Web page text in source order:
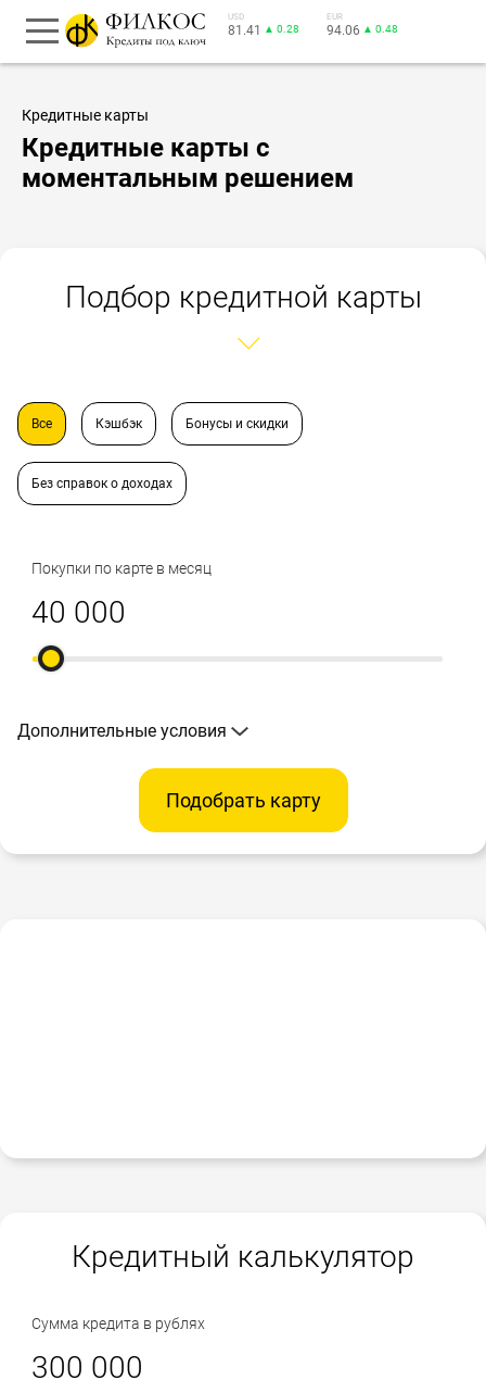
USD
81.41 ▲ 0.28
EUR
94.06 ▲ 0.48
Кредитные карты
Кредитные карты с
моментальным решением
Подбор кредитной карты
Все Кэшбэк Бонусы и скидки
Без справок о доходах
Покупки по карте в месяц
Дополнительные условия
Подобрать карту
Кредитный калькулятор
Сумма кредита в рублях